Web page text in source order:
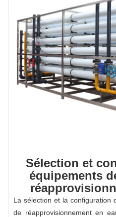
Sélection et
équipements
La sélection et la configuration
de réapprovisionnement en